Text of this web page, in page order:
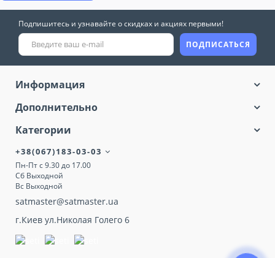
Подпишитесь и узнавайте о скидках и акциях первыми!
ПОДПИСАТЬСЯ
Информация
Дополнительно
Категории
+38(067)183-03-03
Пн-Пт с 9.30 до 17.00
Сб Выходной
Вс Выходной
satmaster@satmaster.ua
г.Киев ул.Николая Голего 6